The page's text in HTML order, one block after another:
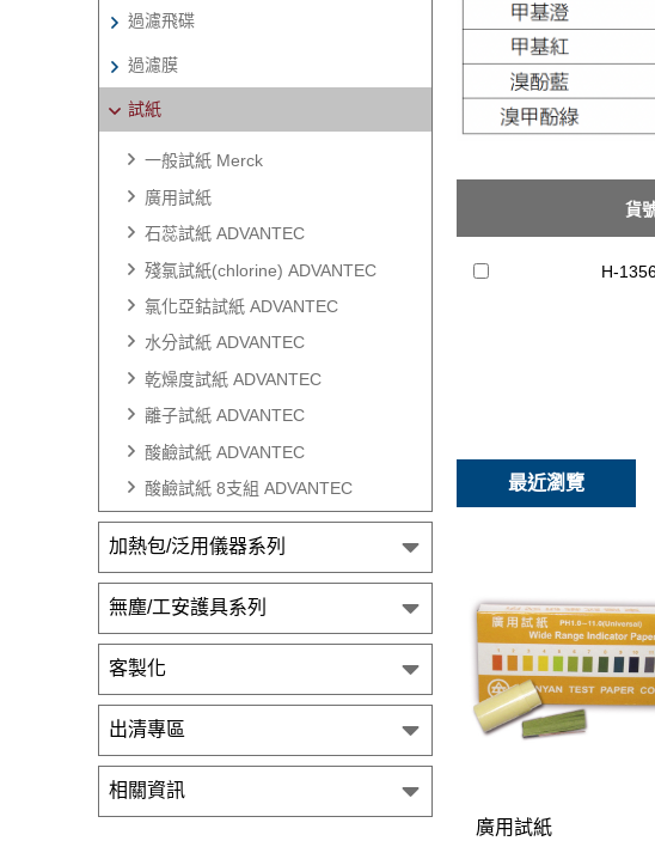
過濾飛碟
過濾膜
試紙
一般試紙 Merck
廣用試紙
石蕊試紙 ADVANTEC
殘氯試紙(chlorine) ADVANTEC
氯化亞鈷試紙 ADVANTEC
水分試紙 ADVANTEC
乾燥度試紙 ADVANTEC
離子試紙 ADVANTEC
酸鹼試紙 ADVANTEC
酸鹼試紙 8支組 ADVANTEC
加熱包/泛用儀器系列
無塵/工安護具系列
客製化
出清專區
相關資訊
貨
H-
最近瀏覽
廣用試紙